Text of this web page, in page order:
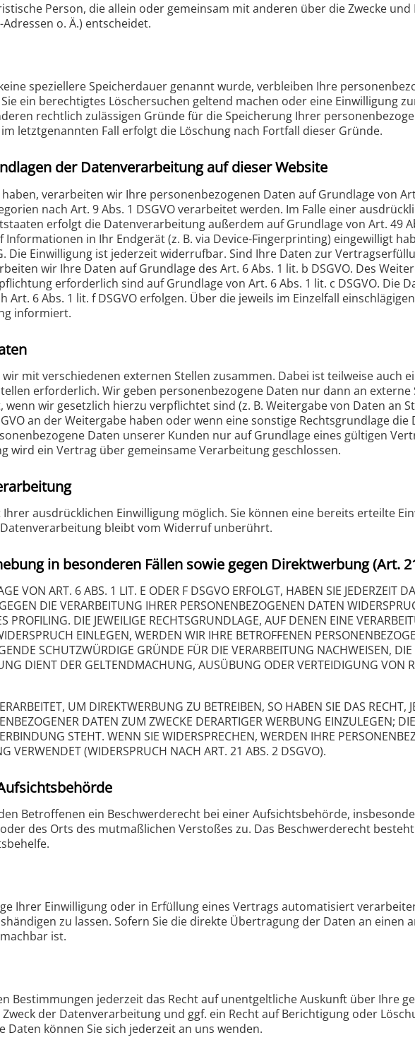
Person, die allein oder gemeinsam mit anderen über die Zwecke
o. Ä.) entscheidet.
speziellere Speicherdauer genannt wurde, verbleiben Ihre
ein berechtigtes Löschersuchen geltend machen oder eine Einwilligung
rechtlich zulässigen Gründe für die Speicherung Ihrer
letztgenannten Fall erfolgt die Löschung nach Fortfall dieser Gründe.
der Datenverarbeitung auf dieser Website
verarbeiten wir Ihre personenbezogenen Daten auf Grundlage von
nach Art. 9 Abs. 1 DSGVO verarbeitet werden. Im Falle einer
erfolgt die Datenverarbeitung außerdem auf Grundlage von Art. 49
in Ihr Endgerät (z. B. via Device-Fingerprinting) eingewilligt
Die Einwilligung ist jederzeit widerrufbar. Sind Ihre Daten zur
wir Ihre Daten auf Grundlage des Art. 6 Abs. 1 lit. b DSGVO. Des
erforderlich sind auf Grundlage von Art. 6 Abs. 1 lit. c DSGVO. Die
6 Abs. 1 lit. f DSGVO erfolgen. Über die jeweils im Einzelfall
informiert.
mit verschiedenen externen Stellen zusammen. Dabei ist teilweise auch
erforderlich. Wir geben personenbezogene Daten nur dann an externe
wir gesetzlich hierzu verpflichtet sind (z. B. Weitergabe von Daten an
an der Weitergabe haben oder wenn eine sonstige Rechtsgrundlage
Daten unserer Kunden nur auf Grundlage eines gültigen
wird ein Vertrag über gemeinsame Verarbeitung geschlossen.
ausdrücklichen Einwilligung möglich. Sie können eine bereits erteilte
bleibt vom Widerruf unberührt.
in besonderen Fällen sowie gegen Direktwerbung (Art.
VON ART. 6 ABS. 1 LIT. E ODER F DSGVO ERFOLGT, HABEN SIE JEDERZEIT
DIE VERARBEITUNG IHRER PERSONENBEZOGENEN DATEN
PROFILING. DIE JEWEILIGE RECHTSGRUNDLAGE, AUF DENEN EINE
EINLEGEN, WERDEN WIR IHRE BETROFFENEN
SCHUTZWÜRDIGE GRÜNDE FÜR DIE VERARBEITUNG NACHWEISEN,
DIENT DER GELTENDMACHUNG, AUSÜBUNG ODER VERTEIDIGUNG VON
UM DIREKTWERBUNG ZU BETREIBEN, SO HABEN SIE DAS RECHT,
DATEN ZUM ZWECKE DERARTIGER WERBUNG EINZULEGEN;
STEHT. WENN SIE WIDERSPRECHEN, WERDEN IHRE
VERWENDET (WIDERSPRUCH NACH ART. 21 ABS. 2 DSGVO).
Betroffenen ein Beschwerderecht bei einer Aufsichtsbehörde,
des Orts des mutmaßlichen Verstoßes zu. Das Beschwerderecht
Ihrer Einwilligung oder in Erfüllung eines Vertrags automatisiert
zu lassen. Sofern Sie die direkte Übertragung der Daten an einen
ist.
Bestimmungen jederzeit das Recht auf unentgeltliche Auskunft über Ihre
der Datenverarbeitung und ggf. ein Recht auf Berichtigung oder
können Sie sich jederzeit an uns wenden.